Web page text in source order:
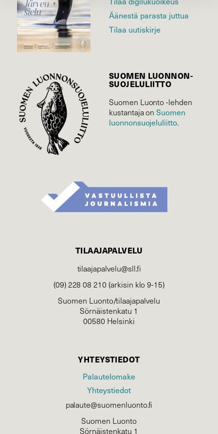
Äänestä parasta juttua
Tilaa uutiskirje
SUOMEN LUONNON­
SUOJELU­LIITTO
Suomen Luonto -lehden
kustantaja onSuomen
luonnonsuojelu­liitto.
TILAAJAPALVELU
tilaajapalvelu@sll.fi
(09) 228 08 210 (arkisin klo 9-15)
Suomen Luonto/tilaajapalvelu
Sörnäistenkatu 1
00580 Helsinki
YHTEYSTIEDOT
Palautelomake
Yhteystiedot
palaute@suomenluonto.fi
Suomen Luonto
Sörnäistenkatu 1